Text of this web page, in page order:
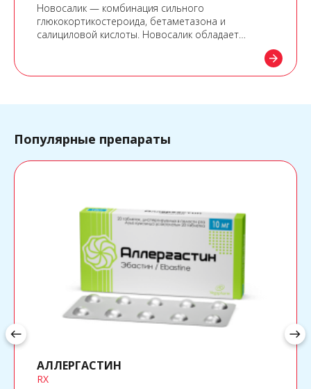
Новосалик — комбинация сильного
глюкокортикостероида, бетаметазона и
салициловой кислоты. Новосалик обладает
противомикробным действиями.
arrow_forward
Популярные препараты
АЛЛЕРГАСТИН
RX
west east